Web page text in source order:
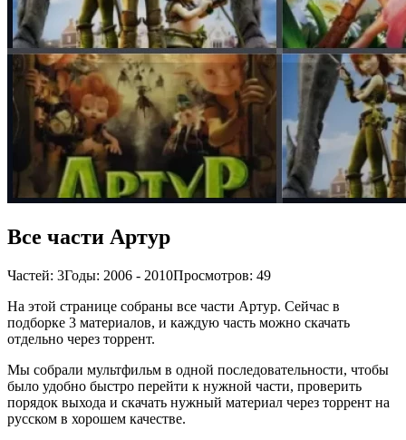
Все части Артур
Частей: 3Годы: 2006 - 2010Просмотров: 49
На этой странице собраны все части Артур. Сейчас в
подборке 3 материалов, и каждую часть можно скачать
отдельно через торрент.
Мы собрали мультфильм в одной последовательности, чтобы
было удобно быстро перейти к нужной части, проверить
порядок выхода и скачать нужный материал через торрент на
русском в хорошем качестве.